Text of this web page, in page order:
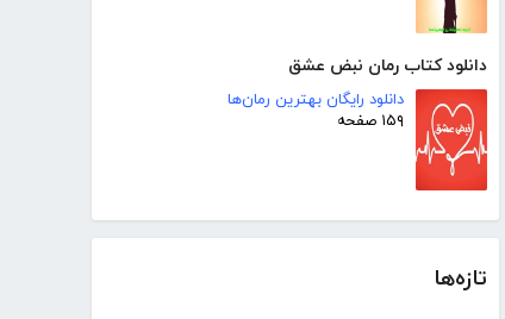
دانلود کتاب رمان نبض عشق
دانلود رایگان بهترین رمان‌ها
۱۵۹ صفحه
تازه‌ها